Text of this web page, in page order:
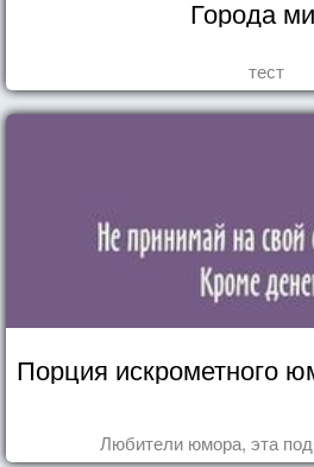
Города
тест
Порция искрометного
Любители юмора, эта